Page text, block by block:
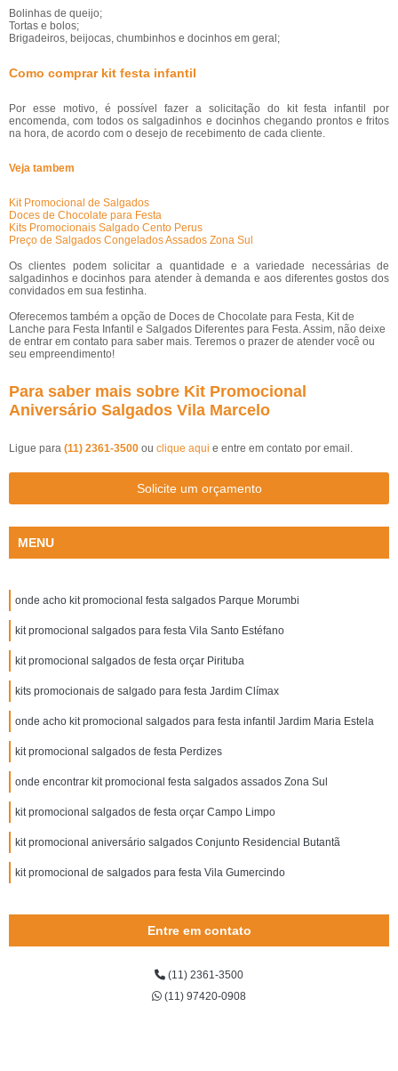
Bolinhas de queijo;
Tortas e bolos;
Brigadeiros, beijocas, chumbinhos e docinhos em geral;
Como comprar kit festa infantil
Por esse motivo, é possível fazer a solicitação do kit festa infantil por
encomenda, com todos os salgadinhos e docinhos chegando prontos e fritos
na hora, de acordo com o desejo de recebimento de cada cliente.
Veja tambem
Kit Promocional de Salgados
Doces de Chocolate para Festa
Kits Promocionais Salgado Cento Perus
Preço de Salgados Congelados Assados Zona Sul
Os clientes podem solicitar a quantidade e a variedade necessárias de
salgadinhos e docinhos para atender à demanda e aos diferentes gostos dos
convidados em sua festinha.
Oferecemos também a opção de Doces de Chocolate para Festa, Kit de
Lanche para Festa Infantil e Salgados Diferentes para Festa. Assim, não deixe
de entrar em contato para saber mais. Teremos o prazer de atender você ou
seu empreendimento!
Para saber mais sobre Kit Promocional
Aniversário Salgados Vila Marcelo
Ligue para (11) 2361-3500 ou clique aqui e entre em contato por email.
Solicite um orçamento
MENU
onde acho kit promocional festa salgados Parque Morumbi
kit promocional salgados para festa Vila Santo Estéfano
kit promocional salgados de festa orçar Pirituba
kits promocionais de salgado para festa Jardim Clímax
onde acho kit promocional salgados para festa infantil Jardim Maria Estela
kit promocional salgados de festa Perdizes
onde encontrar kit promocional festa salgados assados Zona Sul
kit promocional salgados de festa orçar Campo Limpo
kit promocional aniversário salgados Conjunto Residencial Butantã
kit promocional de salgados para festa Vila Gumercindo
Entre em contato
(11) 2361-3500
(11) 97420-0908